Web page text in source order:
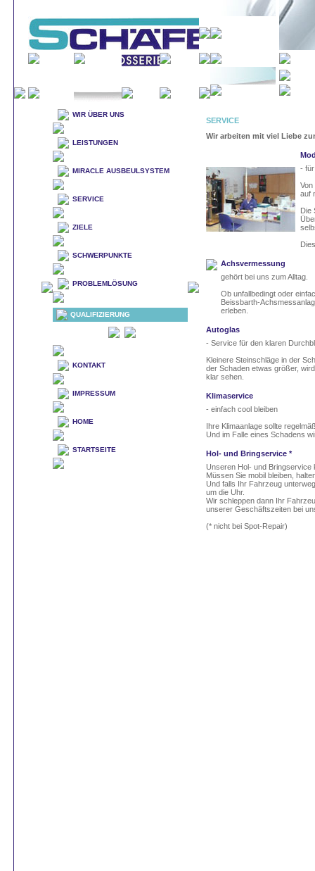
WIR ÜBER UNS
LEISTUNGEN
MIRACLE AUSBEULSYSTEM
SERVICE
ZIELE
SCHWERPUNKTE
PROBLEMLÖSUNG
QUALIFIZIERUNG
KONTAKT
IMPRESSUM
HOME
STARTSEITE
SERVICE
Wir arbeiten mit viel Liebe
-
auf
Die
Achsvermessung
gehört bei uns zum Alltag.
Ob unfallbedingt oder
Beissbarth-
erleben.
Autoglas
- Service für den klaren
Kleinere Steinschläge in der
der Schaden etwas größer,
klar sehen.
Klimaservice
- einfach cool bleiben
Ihre Klimaanlage sollte
Und im Falle eines Schadens
Hol- und Bringservice *
Unseren Hol- und Bringservice
Müssen Sie mobil bleiben,
Und falls Ihr Fahrzeug
um die Uhr.
Wir schleppen dann Ihr
unserer Geschäftszeiten bei
(* nicht bei Spot-Repair)